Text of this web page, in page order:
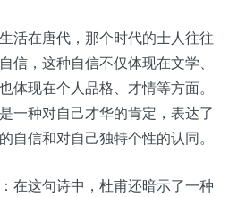
生活在唐代，那个时代的士人往往
信，这种自信不仅体现在文学、
体现在个人品格、才情等方面。
一种对自己才华的肯定，表达了
自信和对自己独特个性的认同。
：在这句诗中，杜甫还暗示了一种